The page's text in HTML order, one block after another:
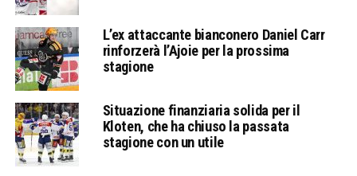
L’ex attaccante bianconero Daniel Carr
rinforzerà l’Ajoie per la prossima
stagione
Situazione finanziaria solida per il
Kloten, che ha chiuso la passata
stagione con un utile